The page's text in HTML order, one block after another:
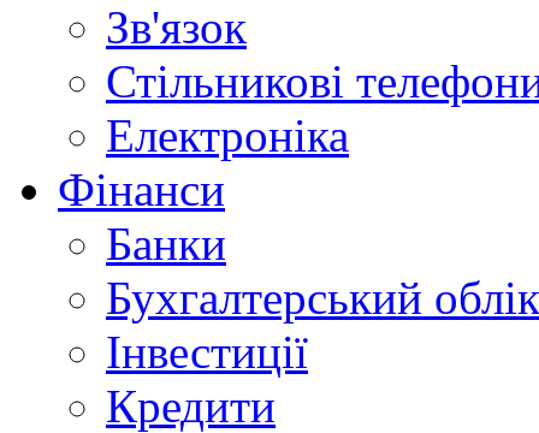
Зв'язок
Стільникові
Електроніка
Фінанси
Банки
Бухгалтерський облік
Інвестиції
Кредити